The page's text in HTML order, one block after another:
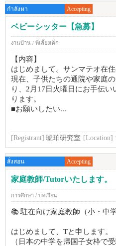
กำลังหา Accepting
ベビーシッター【急募】
งานบ้าน / พี่เลี้ยงเด็ก
【内容】
はじめまして。サンマテオ在住
現在、子供たちの通院や家庭
り、2月17日火曜日にお手伝
ります。
■お願いしたい...
[Registrant] 琥珀研究室 [Location]
สั่งสอน Accepting
家庭教師/Tutorいたします。
การศึกษา / บทเรียน
📚 駐在向け家庭教師（小・中
はじめまして、Tと申します。
（日本の中学を帰国子女枠で